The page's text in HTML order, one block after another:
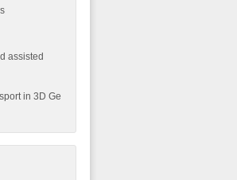
assisted
in 3D Ge